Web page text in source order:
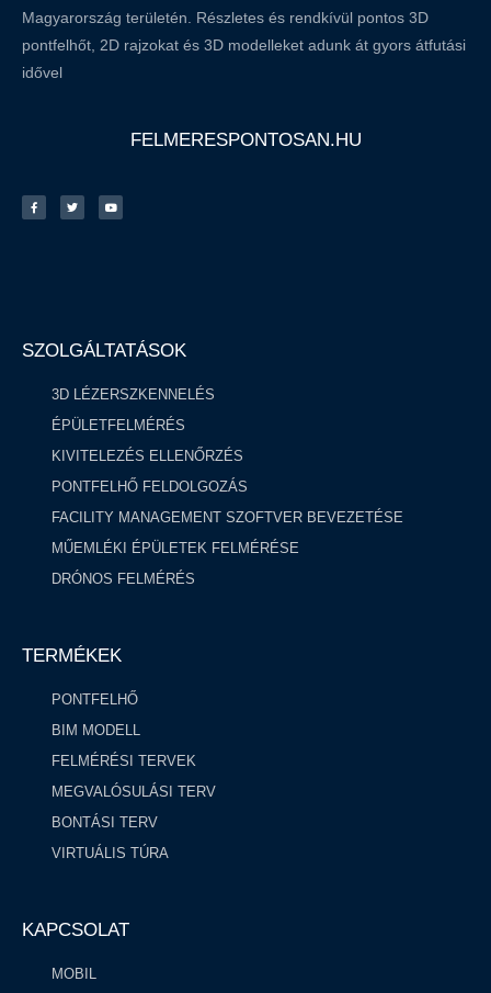
Magyarország területén. Részletes és rendkívül pontos 3D
pontfelhőt, 2D rajzokat és 3D modelleket adunk át gyors átfutási
idővel
FELMERESPONTOSAN.HU
SZOLGÁLTATÁSOK
3D LÉZERSZKENNELÉS
ÉPÜLETFELMÉRÉS
KIVITELEZÉS ELLENŐRZÉS
PONTFELHŐ FELDOLGOZÁS ​
FACILITY MANAGEMENT SZOFTVER BEVEZETÉSE
MŰEMLÉKI ÉPÜLETEK FELMÉRÉSE
DRÓNOS FELMÉRÉS
TERMÉKEK
PONTFELHŐ
BIM MODELL
FELMÉRÉSI TERVEK
MEGVALÓSULÁSI TERV
BONTÁSI TERV
VIRTUÁLIS TÚRA
KAPCSOLAT
MOBIL